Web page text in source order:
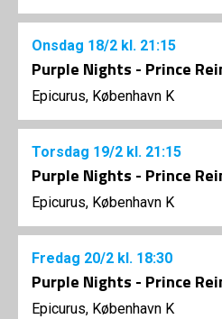
Onsdag 18/2 kl. 21:15
Purple Nights - Prince
Epicurus, København K
Torsdag 19/2 kl. 21:15
Purple Nights - Prince
Epicurus, København K
Fredag 20/2 kl. 18:30
Purple Nights - Prince
Epicurus, København K